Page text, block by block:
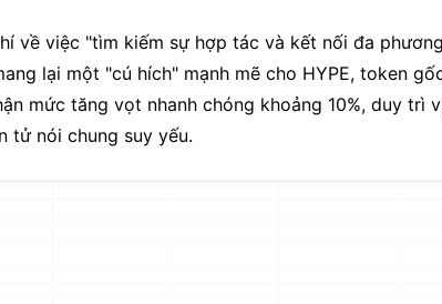
về việc "tìm kiếm sự hợp tác và kết nối đa
lại một "cú hích" mạnh mẽ cho HYPE, token
mức tăng vọt nhanh chóng khoảng 10%, duy
tử nói chung suy yếu.